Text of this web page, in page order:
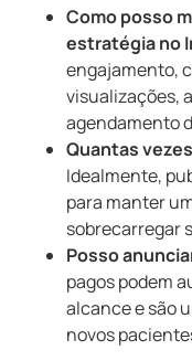
Como posso
estratégia no
engajamento,
visualizações,
agendamento
Quantas
Idealmente,
para manter
sobrecarregar
Posso
pagos podem
alcance e são
novos